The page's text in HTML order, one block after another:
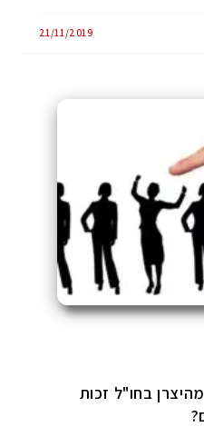
21/11/2019
בחו"ל זכות